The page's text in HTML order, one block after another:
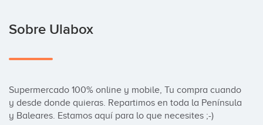
Sobre Ulabox
Supermercado 100% online y mobile, Tu compra cuando
y desde donde quieras. Repartimos en toda la Península
y Baleares. Estamos aquí para lo que necesites ;-)